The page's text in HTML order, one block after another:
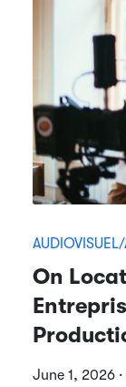
On
June 1, 2026